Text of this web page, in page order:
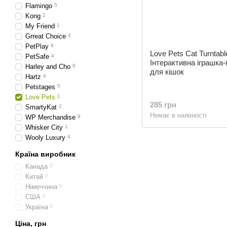
Love Pets Cat
Інтерактивна
для кішок
285 грн
Немає в наявності
Flamingo 5
Kong 2
My Friend 1
Grreat Choice 4
PetPlay 6
PetSafe 4
Harley and Cho 8
Hartz 4
Petstages 5
Love Pets 1
SmartyKat 2
WP Merchandise 9
Whisker City 1
Wooly Luxury 4
Країна виробник
Канада 0
Китай 0
Німеччина 0
США 0
Україна 0
Ціна, грн